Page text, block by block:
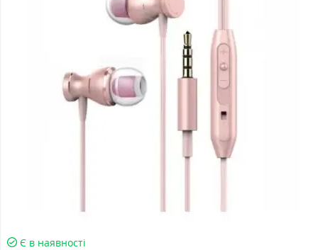
Є в наявності